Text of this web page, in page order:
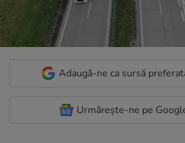
Adaugă-ne ca sursă
Urmărește-ne pe